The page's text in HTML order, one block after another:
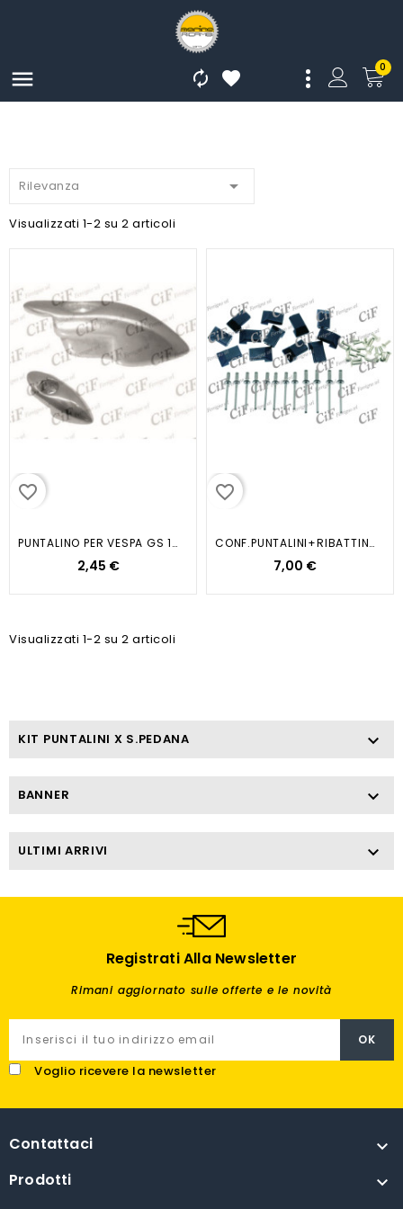
 0


Rilevanza 
Visualizzati 1-2 su 2 articoli
favorite_border
PUNTALINO PER VESPA GS 150-160
2,45 €
favorite_border
CONF.PUNTALINI+RIBATTINI X N.1...
7,00 €
Visualizzati 1-2 su 2 articoli
KIT PUNTALINI X S.PEDANA 
BANNER 
ULTIMI ARRIVI 
Registrati Alla Newsletter
Rimani aggiornato sulle offerte e le novità
Voglio ricevere la newsletter
Contattaci 
Prodotti 